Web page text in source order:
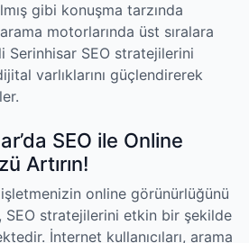
gibi konuşma tarzında
motorlarında üst sıralara
Serinhisar SEO stratejilerini
varlıklarını güçlendirerek
SEO ile Online
Artırın!
online görünürlüğünü
SEO stratejilerini etkin bir şekilde
İnternet kullanıcıları, arama